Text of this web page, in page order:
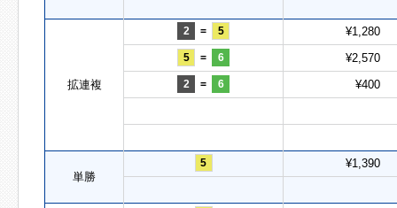
拡連複
2 = 5 ¥1,280
5 = 6 ¥2,570
2 = 6 ¥400
単勝
5 ¥1,390